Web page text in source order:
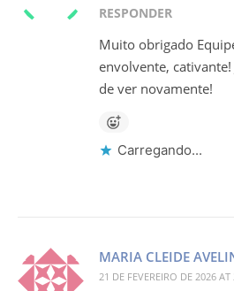
RESPONDER
Muito obrigado
envolvente,
de ver novamente!
Carregando...
MARIA CLEIDE
21 DE FEVEREIRO DE 2026